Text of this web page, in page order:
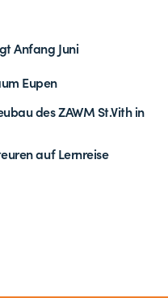
Anfang Juni
Eupen
des ZAWM St.Vith in
auf Lernreise